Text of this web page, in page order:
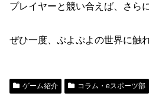
プレイヤーと競い合えば、さら
ぜひ一度、ぷよぷよの世界に触
ゲーム紹介 コラム・eスポーツ部